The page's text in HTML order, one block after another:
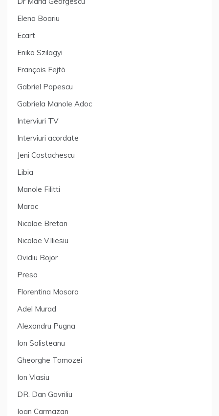
Elena Boariu
Ecart
Eniko Szilagyi
François Fejtö
Gabriel Popescu
Gabriela Manole Adoc
Interviuri TV
Interviuri acordate
Jeni Costachescu
Libia
Manole Filitti
Maroc
Nicolae Bretan
Nicolae V.Iliesiu
Ovidiu Bojor
Presa
Florentina Mosora
Adel Murad
Alexandru Pugna
Ion Salisteanu
Gheorghe Tomozei
Ion Vlasiu
DR. Dan Gavriliu
Ioan Carmazan